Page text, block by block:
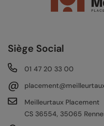
Siège Social
01 47 20 33 00
@
Meilleurtaux Placement
CS 36554, 35065